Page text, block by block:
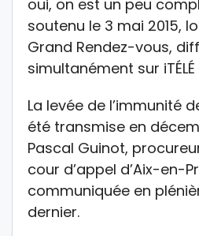
oui, on est un peu
soutenu le 3 mai 2015,
Grand Rendez-vous,
simultanément sur iTÉLÉ
La levée de l’immunité
été transmise en
Pascal Guinot,
cour d’appel d’Aix-en-
communiquée en
dernier.